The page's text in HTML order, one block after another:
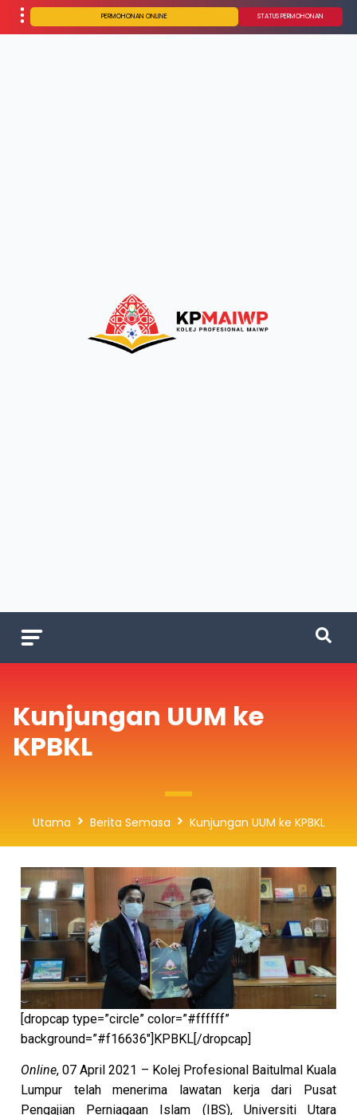
PERMOHONAN ONLINE STATUS PERMOHONAN
Kunjungan UUM ke
KPBKL
Utama Berita Semasa Kunjungan UUM ke KPBKL
[dropcap type=”circle” color=”#ffffff”
background=”#f16636″]KPBKL[/dropcap]
Online, 07 April 2021 – Kolej Profesional Baitulmal Kuala
Lumpur telah menerima lawatan kerja dari Pusat
Pengajian Perniagaan Islam (IBS), Universiti Utara